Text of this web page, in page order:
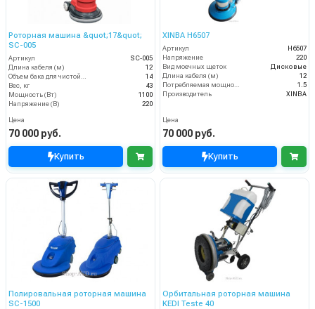
Роторная машина &quot;17&quot;
SC-005
Артикул
SC-005
Длина кабеля (м)
12
14
Вес, кг
43
Мощность (Вт)
1100
Напряжение (В)
220
Цена
70 000 руб.
Купить
XINBA H6507
Артикул
H6507
Напряжение
220
Вид моечных щеток
Дисковые
Длина кабеля (м)
12
1.5
Производитель
XINBA
Цена
70 000 руб.
Купить
Полировальная роторная машина
SC-1500
Орбитальная роторная машина
KEDI Teste 40